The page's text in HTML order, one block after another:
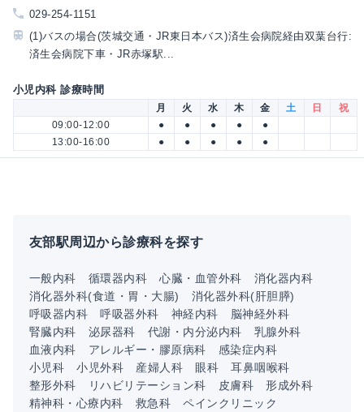
029-254-1151
(1)バスの場合(茨城交通・JR東日本バス)済生会病院経由双葉台行:
済生会病院下車・JR赤塚駅...
小児内科 診療時間
月 火 水 木 金 土 日
祝
09:00-12:00
● ● ● ●
●
13:00-16:00
● ● ● ● ●
友部駅周辺から診療科を探す
一般内科 循環器内科 心臓・血管外科
消化器内科
消化器外科(食道・胃・大腸)
消化器外科(肝胆膵)
呼吸器内科
呼吸器外科 神経内科
脳神経外科
腎臓内科
泌尿器科 代謝・内分泌内科
乳腺外科
血液内科
アレルギー・膠原病科
感染症内科
小児科
小児外科 産婦人科 眼科
耳鼻咽喉科
整形外科
リハビリテーション科 皮膚科
形成外科
精神科・心療内科
救急科
ペインクリニック